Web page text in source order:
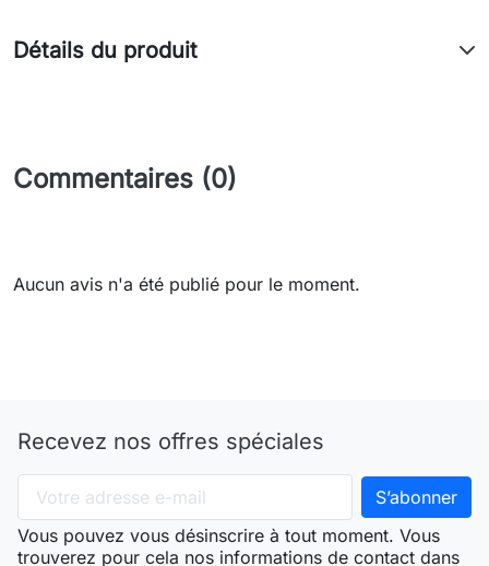
Détails du produit
Commentaires (0)
Aucun avis n'a été publié pour le moment.
Recevez nos offres spéciales
Vous pouvez vous désinscrire à tout moment. Vous
trouverez pour cela nos informations de contact dans